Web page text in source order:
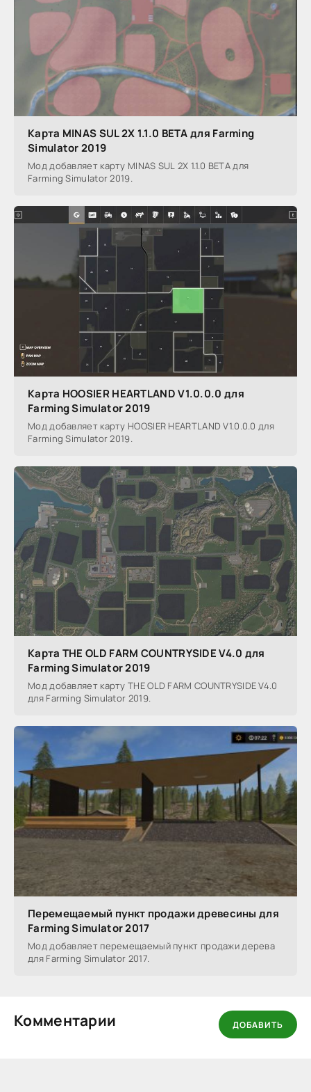
Карта MINAS SUL 2X 1.1.0 BETA для Farming
Simulator 2019
Мод добавляет карту MINAS SUL 2X 1.1.0 BETA для
Farming Simulator 2019.
Карта HOOSIER HEARTLAND V1.0.0.0 для
Farming Simulator 2019
Мод добавляет карту HOOSIER HEARTLAND V1.0.0.0 для
Farming Simulator 2019.
Карта THE OLD FARM COUNTRYSIDE V4.0 для
Farming Simulator 2019
Мод добавляет карту THE OLD FARM COUNTRYSIDE V4.0
для Farming Simulator 2019.
Перемещаемый пункт продажи древесины для
Farming Simulator 2017
Мод добавляет перемещаемый пункт продажи дерева
для Farming Simulator 2017.
Комментарии ДОБАВИТЬ